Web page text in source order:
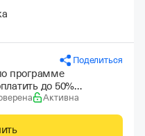
Поделиться
программе
до 50%
Активна